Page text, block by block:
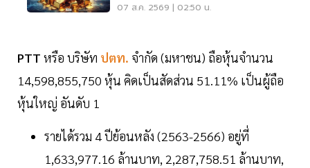
07 ส.ค. 2569 | 02:50 น.
PTT หรือ บริษัท ปตท. จำกัด (มหาชน) ถือหุ้นจำนวน
14,598,855,750 หุ้น คิดเป็นสัดส่วน 51.11% เป็นผู้ถือ
หุ้นใหญ่ อันดับ 1
รายได้รวม 4 ปีย้อนหลัง (2563-2566) อยู่ที่
1,633,977.16 ล้านบาท, 2,287,758.51 ล้านบาท,